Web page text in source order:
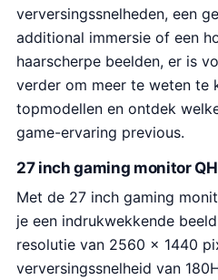
verversingssnelheden, een
additional immersie of een
haarscherpe beelden, er is
verder om meer te weten te
topmodellen en ontdek
game-ervaring previous.
27 inch gaming monitor
Met de 27 inch gaming
je een indrukwekkende
resolutie van 2560 x 1440
verversingssnelheid van